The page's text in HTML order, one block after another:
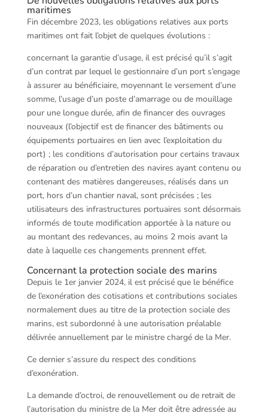
maritimes
Fin décembre 2023, les obligations relatives aux ports
maritimes ont fait l’objet de quelques évolutions :
concernant la garantie d’usage, il est précisé qu’il s’agit
d’un contrat par lequel le gestionnaire d’un port s’engage
à assurer au bénéficiaire, moyennant le versement d’une
somme, l’usage d’un poste d’amarrage ou de mouillage
pour une longue durée, afin de financer des ouvrages
nouveaux (l’objectif est de financer des bâtiments ou
équipements portuaires en lien avec l’exploitation du
port) ; les conditions d’autorisation pour certains travaux
de réparation ou d’entretien des navires ayant contenu ou
contenant des matières dangereuses, réalisés dans un
port, hors d’un chantier naval, sont précisées ; les
utilisateurs des infrastructures portuaires sont désormais
informés de toute modification apportée à la nature ou
au montant des redevances, au moins 2 mois avant la
date à laquelle ces changements prennent effet.
Concernant la protection sociale des marins
Depuis le 1er janvier 2024, il est précisé que le bénéfice
de l’exonération des cotisations et contributions sociales
normalement dues au titre de la protection sociale des
marins, est subordonné à une autorisation préalable
délivrée annuellement par le ministre chargé de la Mer.
Ce dernier s’assure du respect des conditions
d’exonération.
La demande d’octroi, de renouvellement ou de retrait de
l’autorisation du ministre de la Mer doit être adressée au